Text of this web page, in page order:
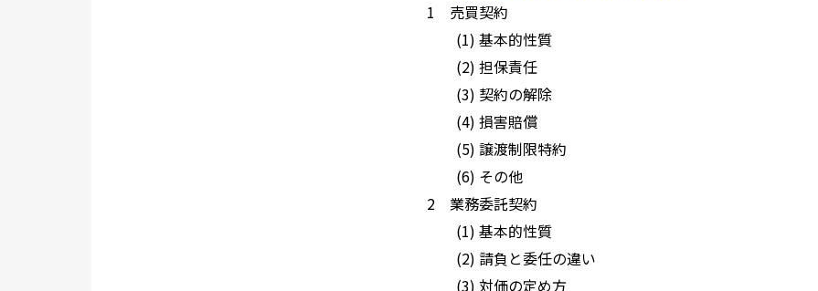
1 売買契約
(1) 基本的性質
(2) 担保責任
(3) 契約の解除
(4) 損害賠償
(5) 譲渡制限特約
(6) その他
2 業務委託契約
(1) 基本的性質
(2) 請負と委任の違い
(3) 対価の定め方